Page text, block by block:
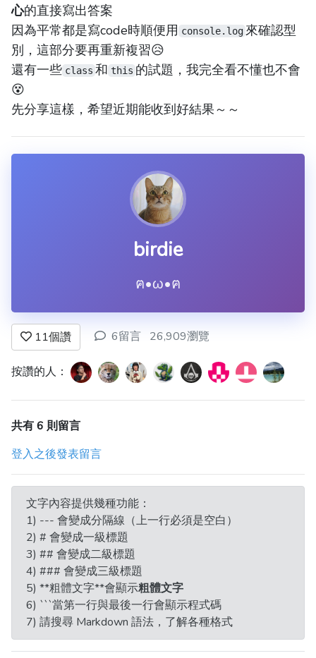
心的直接寫出答案
因為平常都是寫code時順便用 console.log 來確認型
別，這部分要再重新複習😥
還有一些 class 和 this 的試題，我完全看不懂也不會
😵
先分享這樣，希望近期能收到好結果～～
birdie
ฅ•ω•ฅ
11個讚 6留言 26,909瀏覽
按讚的人：
共有 6 則留言
登入之後發表留言
文字內容提供幾種功能：
1) --- 會變成分隔線（上一行必須是空白）
2) # 會變成一級標題
3) ## 會變成二級標題
4) ### 會變成三級標題
5) **粗體文字**會顯示粗體文字
6) ```當第一行與最後一行會顯示程式碼
7) 請搜尋 Markdown 語法，了解各種格式